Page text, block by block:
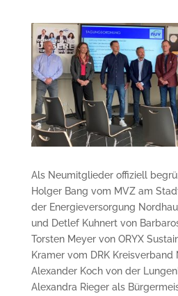
Als Neumitglieder offiziell
Holger Bang vom MVZ am
der Energieversorgung
und Detlef Kuhnert von
Torsten Meyer von ORYX
Kramer vom DRK Kreisverband
Alexander Koch von der
Alexandra Rieger als